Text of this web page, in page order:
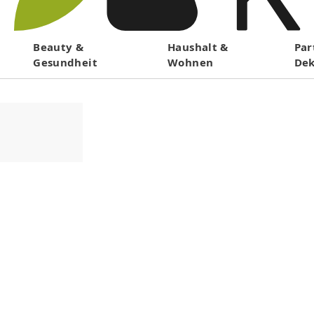
Beauty &
Gesundheit
Haushalt &
Wohnen